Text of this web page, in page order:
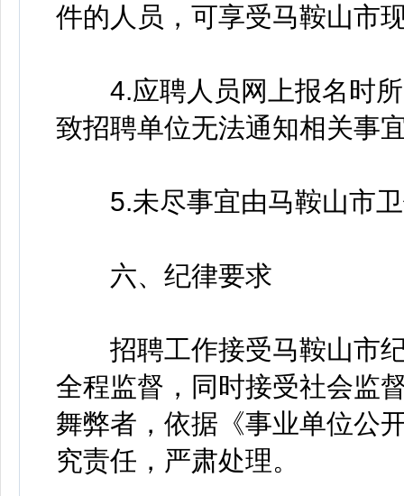
件的人员，可享受马鞍山市
4.应聘人员网上报名时所
致招聘单位无法通知相关事
5.未尽事宜由马鞍山市卫
六、纪律要求
招聘工作接受马鞍山市纪
全程监督，同时接受社会监
舞弊者，依据《事业单位公
究责任，严肃处理。